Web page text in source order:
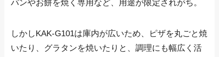
パンやお餅を焼く専用など、用途が限定されがち。
しかしKAK-G101は庫内が広いため、ピザを丸ごと焼
いたり、グラタンを焼いたりと、調理にも幅広く活